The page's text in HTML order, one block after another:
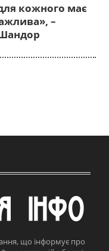
кожного має
–
що інформує про